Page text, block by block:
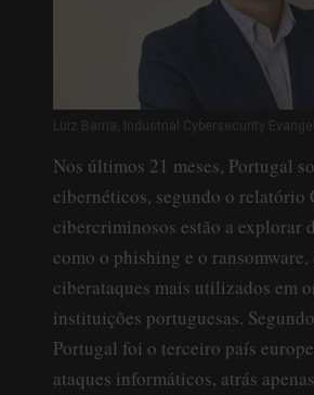
Luiz Barria, Industrial Cybersecurity
Nos últimos 21 meses, Portugal
cibernéticos, segundo o relatório
cibercriminosos estão a explorar
como o phishing e o
ciberataques mais utilizados em
instituições portuguesas.
Portugal foi o terceiro país
ataques informáticos, atrás